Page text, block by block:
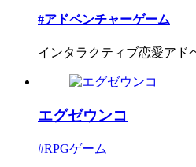
#アドベンチャーゲーム
インタラクティブ恋愛アド
エグゼウンコ
#RPGゲーム